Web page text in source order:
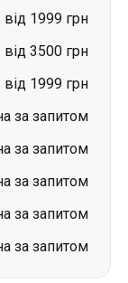
від 1999 грн
від 3500 грн
від 1999 грн
за запитом
за запитом
за запитом
за запитом
за запитом